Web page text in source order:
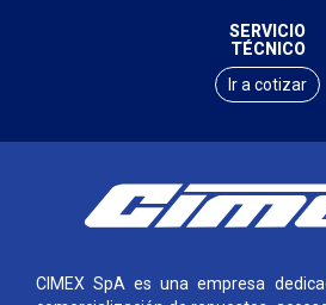
SERVICIO
TÉCNICO
Ir a cotizar
CIMEX SpA es una empresa